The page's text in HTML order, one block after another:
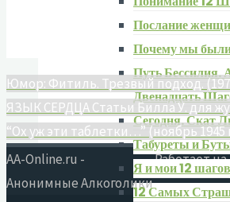
Послание
Почему мы
Путь Бессилия.
Двенадцать
Сегодня. Скат
Табуреты и
Я и мои 12 шагов
12 Самых
Юмор: Фитиль. Трезвый подход.
ЯЗЫК СЕРДЦА Статьи Билла У. для
“Ох уж эти таблетки…” (ноябрь 1945
Работает на
AA-Online.ru -
Анонимные Алкоголики